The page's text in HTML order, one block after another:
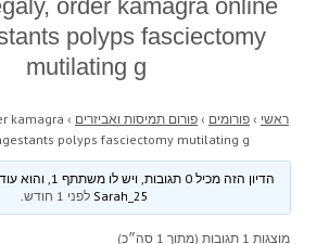
order kamagra online
polyps fasciectomy
mutilating g
ראשי › פורומים › פורום תמיסות ואביזרים ›
kamagra
polyps fasciectomy mutilating g
הדיון הזה מכיל 0 תגובות, ויש לו משתתף 1, והוא עודכן לאחרונה ע״י
לפני 1 חודש .
מוצגות 1 תגובות (מתוך 1 סה״כ)